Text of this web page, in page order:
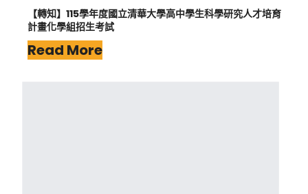
【轉知】115學年度國立清華大學高中學生科學研究人才培育
計畫化學組招生考試
Read More